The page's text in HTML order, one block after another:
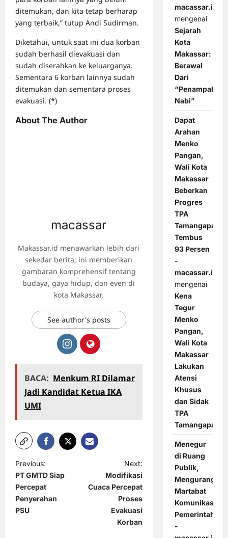
ditemukan, dan kita tetap berharap
yang terbaik,” tutup Andi Sudirman.
Diketahui, untuk saat ini dua korban
sudah berhasil dievakuasi dan
sudah diserahkan ke keluarganya.
Sementara 6 korban lainnya sudah
ditemukan dan sementara proses
evakuasi. (*)
About The Author
macassar
Makassar.id menawarkan lebih dari
sekedar berita; ini memberikan
gambaran komprehensif tentang
budaya, gaya hidup, dan even di
kota Makassar.
See author's posts
BACA: Menkum RI Dilamar
Jadi Kandidat Ketua IKA
UMI
P
o
s
t
Previous:
PT GMTD Siap
Percepat
Penyerahan
PSU
Next:
Modifikasi
Cuaca Percepat
Proses
Evakuasi
Korban
macassar.id
mengenai
Sejarah
Kota
Makassar:
Berawal
Dari
“Penampakan
Nabi”
Dapat
Arahan
Menko
Pangan,
Wali Kota
Makassar
Beberkan
Progres
TPA
Tamangapa
Tembus
93 Persen
-
macassar.id
mengenai
Kena
Tegur
Menko
Pangan,
Wali Kota
Makassar
Lakukan
Atensi
Khusus
dan Sidak
TPA
Tamangapa
Menegur
di Ruang
Publik,
Mengurangi
Martabat
Komunikasi
Pemerintahan
-